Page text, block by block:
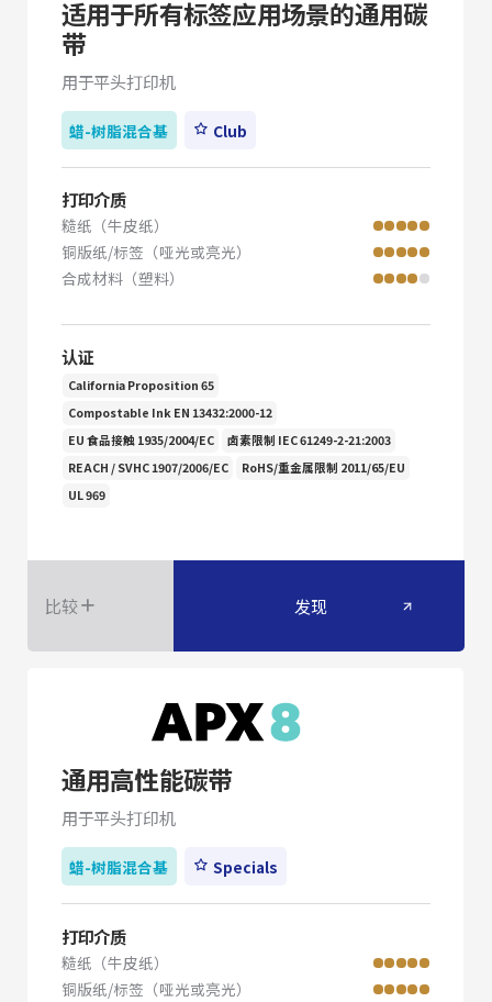
适用于所有标签应用场景的通用碳
带
用于平头打印机
蜡-树脂混合基 Club
打印介质
糙纸（牛皮纸）
铜版纸/标签（哑光或亮光）
合成材料（塑料）
认证
California Proposition 65
Compostable Ink EN 13432:2000-12
EU 食品接触 1935/2004/EC
卤素限制 IEC 61249-2-21:2003
REACH / SVHC 1907/2006/EC
RoHS/重金属限制 2011/65/EU
UL 969
比较 发现
通用高性能碳带
用于平头打印机
蜡-树脂混合基 Specials
打印介质
糙纸（牛皮纸）
铜版纸/标签（哑光或亮光）